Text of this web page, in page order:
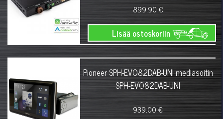
899.90 €
Lisää ostoskoriin
Pioneer SPH-EVO82DAB-UNI mediasoitin
SPH-EVO82DAB-UNI
939.00 €